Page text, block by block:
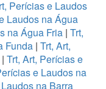
Perícias e Laudos
Laudos na Água
na Água Fria | Trt,
Funda| Trt, Art,
| Trt, Art, Perícias e
e Laudos na
na Barra